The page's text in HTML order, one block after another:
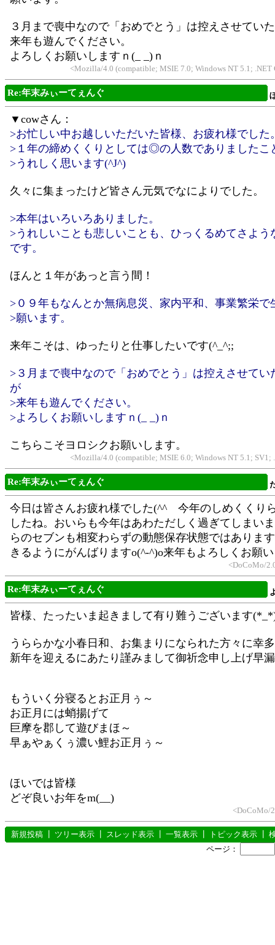
３月まで喪中なので「おめでとう」は控えさせてい
来年も遊んでください。
よろしくお願いしますｎ(_ _)ｎ
<Mozilla/4.0 (compatible; MSIE 7.0; Windows NT 5.1;
Re:年末みぃーてぇんぐ
▼cowさん：
>お忙しい中お越しいただいた皆様、お疲れ様でした
>１年の締めくくりとしては◎の人数でありましたこ
>うれしく思います(^J^)
久々に集まったけど皆さん元気でなによりでした。
>本年はいろいろありました。
>うれしいことも悲しいことも、ひっくるめてさよう
です。
ほんと１年があっと言う間！
>０９年もなんとか無病息災、家内平和、事業繁栄で
>願います。
来年こそは、ゆったりと仕事したいです(^_^;;
>３月まで喪中なので「おめでとう」は控えさせてい
が
>来年も遊んでください。
>よろしくお願いしますｎ(_ _)ｎ
こちらこそヨロシクお願いします。
<Mozilla/4.0 (compatible; MSIE 6.0; Windows NT 5.1;
Re:年末みぃーてぇんぐ
今日は皆さんお疲れ様でした(^^ゞ今年のしめくくり
したね。おいらも今年はあわただしく過ぎてしまい
らのセブンも相変わらずの動態保存状態ではありま
きるようにがんばりますo(^-^)o来年もよろしくお願
<DoCoMo/
Re:年末みぃーてぇんぐ
皆様、たったいま起きまして有り難うございます
うららかな小春日和、お集まりになられた方々に幸
新年を迎えるにあたり謹みまして御祈念申し上げ早漏
もういく分寝るとお正月ぅ～
お正月には蛸揚げて
巨摩を郡して遊びまほ～
早ぁやぁくぅ濃い鯉お正月ぅ～
ほいでは皆様
どぞ良いお年をm(__)
<DoCoMo/
新規投稿 ツリー表示 スレッド表示 一覧表示 トピック表示
ページ：